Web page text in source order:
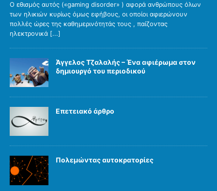
Ο εθισμός αυτός («gaming disorder» ) αφορά ανθρώπους όλων
των ηλικιών κυρίως όμως εφήβους, οι οποίοι αφιερώνουν
πολλές ώρες της καθημερινότητάς τους , παίζοντας
ηλεκτρονικά [...]
Άγγελος Τζαλαλής – Ένα αφιέρωμα στον
δημιουργό του περιοδικού
Επετειακό άρθρο
Πολεμώντας αυτοκρατορίες